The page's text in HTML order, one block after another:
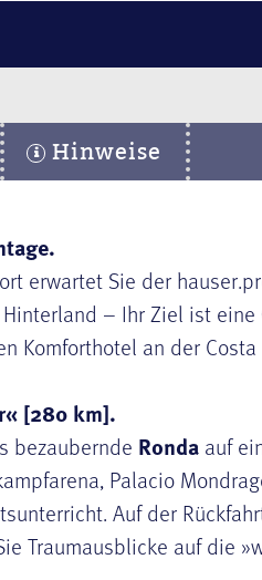
Hinweise
erwartet Sie der
– Ihr Ziel ist eine
Komforthotel an der
[280 km].
bezaubernde Ronda auf
Palacio
Auf der
Traumausblicke auf die